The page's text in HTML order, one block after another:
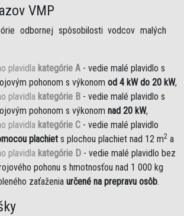
VMP
odbornej spôsobilosti vodcov malých
plavidla kategórie A - vedie malé plavidlo s
pohonom s výkonom od 4 kW do 20 kW,
plavidla kategórie B - vedie malé plavidlo s
pohonom s výkonom nad 20 kW,
plavidla kategórie C - vedie malé plavidlo
plachiet s plochou plachiet nad 12 m2 a
plavidla kategórie D - vedie malé plavidlo bez
pohonu s hmotnosťou nad 1 000 kg
zaťaženia určené na prepravu osôb.